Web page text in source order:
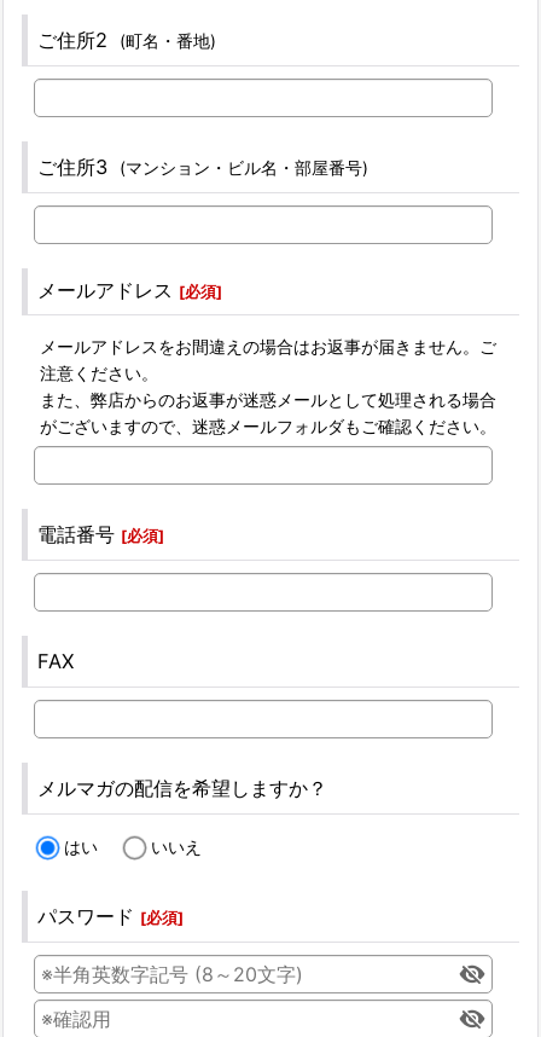
ご住所2 (町名・番地)
ご住所3 (マンション・ビル名・部屋番号)
メールアドレス [必須]
メールアドレスをお間違えの場合はお返事が届きません。ご
注意ください。
また、弊店からのお返事が迷惑メールとして処理される場合
がございますので、迷惑メールフォルダもご確認ください。
電話番号 [必須]
FAX
メルマガの配信を希望しますか？
はい いいえ
パスワード [必須]